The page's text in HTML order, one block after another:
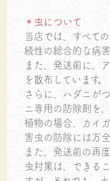
＊虫について
当店では、すべて
続性の総合的な病
また、発送前に、
を散布しています。
さらに、ハダニが
ニ専用の防除剤を
植物の場合、カイ
害虫の防除には万全
また、発送前の再
虫対策は、できる